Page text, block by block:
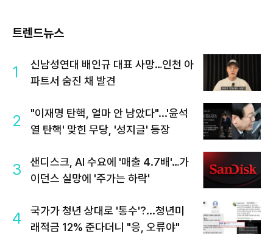
트렌드뉴스
1
신남성연대 배인규 대표 사망…인천 아
파트서 숨진 채 발견
2
"이재명 탄핵, 얼마 안 남았다"...'윤석
열 탄핵' 맞힌 무당, '성지글' 등장
3
샌디스크, AI 수요에 '매출 4.7배'…가
이던스 실망에 '주가는 하락'
4
국가가 청년 상대로 '통수'?...청년미
래적금 12% 준다더니 "응, 오류야"